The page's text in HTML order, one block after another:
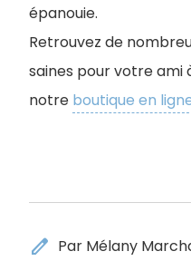
épanouie.
Retrouvez de
saines pour votre ami
notre boutique en
edit Par Mélany